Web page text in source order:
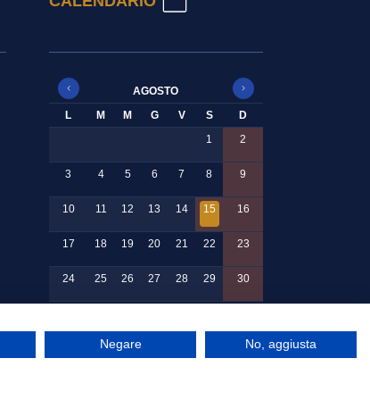
AGOSTO
L M M G V S D
1 2
3 4 5 6 7 8 9
10 11 12 13 14 15 16
17 18 19 20 21 22 23
24 25 26 27 28 29 30
Negare No, aggiusta